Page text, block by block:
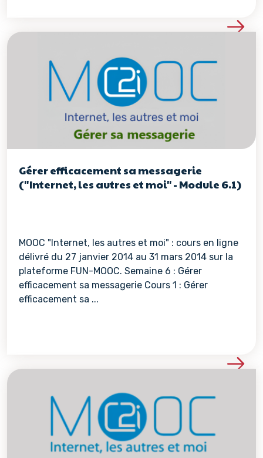
Voir les détails de la
Gérer efficacement sa messagerie
("Internet, les autres et moi" - Module 6.1)
MOOC "Internet, les autres et moi" : cours en ligne
délivré du 27 janvier 2014 au 31 mars 2014 sur la
plateforme FUN-MOOC. Semaine 6 : Gérer
efficacement sa messagerie Cours 1 : Gérer
efficacement sa ...
Voir les détails de la